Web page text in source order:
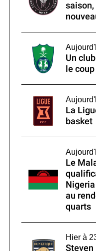
saison,
Un
le
La
basket
Le
au
quarts
Hier à
Steven